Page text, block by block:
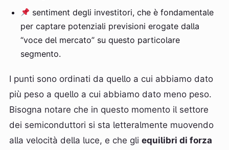
sentiment degli investitori, che è fondamentale
per captare potenziali previsioni erogate dalla
“voce del mercato” su questo particolare
segmento.
I punti sono ordinati da quello a cui abbiamo dato
più peso a quello a cui abbiamo dato meno peso.
Bisogna notare che in questo momento il settore
dei semiconduttori si sta letteralmente muovendo
alla velocità della luce, e che gli equilibri di forza